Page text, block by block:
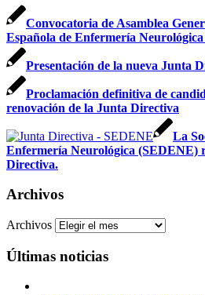
Convocatoria de Asamblea
Española de Enfermería Neurológica
Presentación de la nueva Junta
Proclamación definitiva de
renovación de la Junta Directiva
La
Enfermería Neurológica (SEDENE)
Directiva.
Archivos
Archivos
Últimas noticias